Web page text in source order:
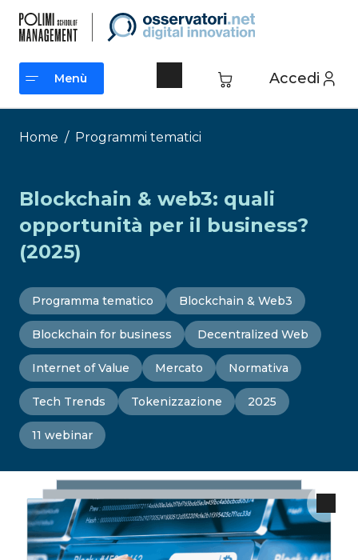
contenuto
Accedi
Menù
Menù
Home / Programmi tematici
Blockchain & web3: quali
opportunità per il business?
(2025)
Programma tematico Blockchain & Web3
Blockchain for business Decentralized Web
Internet of Value Mercato Normativa
Tech Trends Tokenizzazione 2025
11 webinar